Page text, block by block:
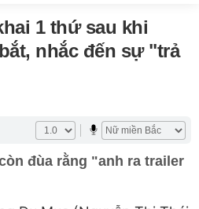
1 thứ sau khi
nhắc đến sự "trả
đùa rằng "anh ra trailer